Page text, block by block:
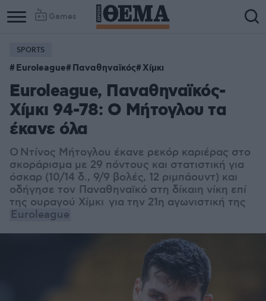
Games
SPORTS
Euroleague Παναθηναϊκός Χίμκι
Euroleague, Παναθηναϊκός-
Χίμκι 94-78: Ο Μήτογλου τα
έκανε όλα
Ο Ντίνος Μήτογλου έκανε ρεκόρ καριέρας στο
σκοράρισμα με 29 πόντους και στατιστική για
όσκαρ (10/14 δ., 9/9 βολές, 12 ριμπάουντ) και
οδήγησε τον Παναθηναϊκό στη δίκαιη νίκη επί
της ουραγού Χίμκι για την 21η αγωνιστική της
Euroleague